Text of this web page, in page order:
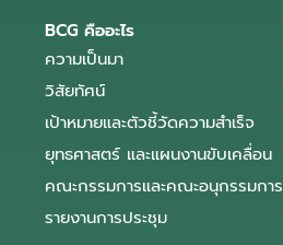
BCG คืออะไร
ความเป็นมา
วิสัยทัศน์
เป้าหมายและตัวชี้วัดความสำเร็จ
ยุทธศาสตร์ และแผนงานขับเคลื่อน
คณะกรรมการและคณะอนุกรรมการ
รายงานการประชุม